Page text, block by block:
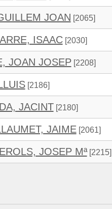
JOAN [2065]
ISAAC[2030]
JOAN JOSEP[2208]
[2186]
JACINT [2180]
JAIME[2061]
JOSEP Mª[2215]